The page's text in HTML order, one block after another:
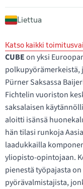
Liettua
Katso kaikki
CUBEon yksi
polkupyörämerkeistä,
Pürner Saksassa
Fichtelin vuoriston
saksalaisen
aloitti isänsä
hän tilasi runkoja
laadukkailla
yliopisto-opintojaan.
pienestä työpajasta
pyörävalmistajista,